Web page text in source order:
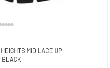
MID LACE UP
BLACK